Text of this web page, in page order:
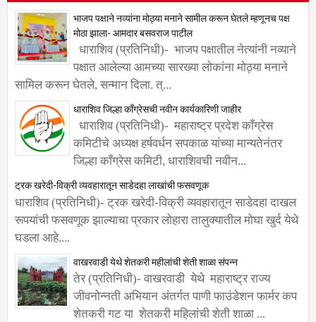
भाजप पक्षाने नव्यांना मोठ्या मनाने सामील करून घेतले म्हणूनच पक्ष
मोठा झाला- आमदार बसवराज पाटील
धाराशिव (प्रतिनिधी)- भाजप पक्षातील नेत्यांनी नव्याने
पक्षात आलेल्या आमच्या सारख्या लोकांना मोठ्या मनाने
सामिल करून घेतले, सन्मान दिला. त्...
धाराशिव जिल्हा काँग्रेसची नवीन कार्यकारिणी जाहीर
धाराशिव (प्रतिनिधी)- महाराष्ट्र प्रदेश काँग्रेस
कमिटीचे अध्यक्ष हर्षवर्धन सपकाळ यांच्या मान्यतेनंतर
जिल्हा काँग्रेस कमिटी, धाराशिवची नवीन...
ट्रक खरेदी-विक्री व्यवहारातून साडेदहा लाखांची फसवणूक
धाराशिव (प्रतिनिधी)- ट्रक खरेदी-विक्री व्यवहारातून साडेदहा दाखल
रूपयांची फसवणूक झाल्याचा प्रकार लोहारा तालुक्यातील मोघा खुर्द येथे
घडला आहे....
वाखरवाडी येथे शेतकरी महीलांची शेती शाळा संपन्न
तेर (प्रतिनिधी)- वाखरवाडी येथे महाराष्ट्र राज्य
जीवनोन्नती अभियान अंतर्गत पाणी फाउंडेशन फार्मर कप
शेतकरी गट या शेतकरी महिलांची शेती शाळा ...